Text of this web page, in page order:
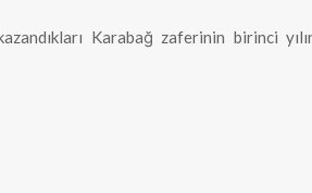
Karabağ zaferinin birinci